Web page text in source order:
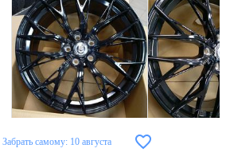
Забрать самому: 10 августа